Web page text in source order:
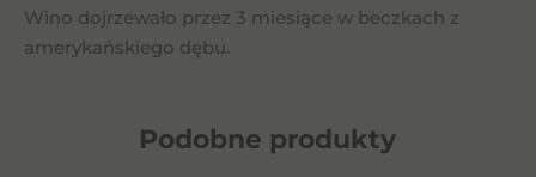
Wino dojrzewało przez 3 miesiące w beczkach z
amerykańskiego dębu.
Podobne produkty